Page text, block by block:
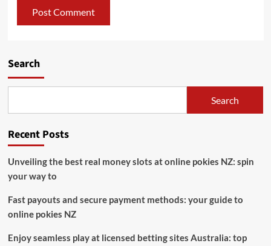
Search
Search
Recent Posts
Unveiling the best real money slots at online pokies NZ: spin
your way to
Fast payouts and secure payment methods: your guide to
online pokies NZ
Enjoy seamless play at licensed betting sites Australia: top